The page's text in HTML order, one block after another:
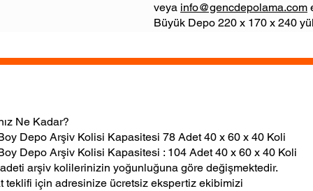
veya info@gencdepolama.com
Büyük Depo 220 x 170 x 240
Ne Kadar?
Depo Arşiv Kolisi Kapasitesi 78 Adet 40 x 60 x 40 Koli
Depo Arşiv Kolisi Kapasitesi : 104 Adet 40 x 60 x 40 Koli
arşiv kolilerinizin yoğunluğuna göre değişmektedir.
teklifi için adresinize ücretsiz ekspertiz ekibimizi